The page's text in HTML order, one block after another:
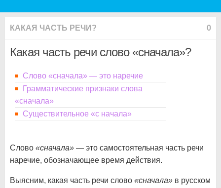
КАКАЯ ЧАСТЬ РЕЧИ? 0
Какая часть речи слово «сначала»?
Слово «сначала» — это наречие
Грамматические признаки слова
«сначала»
Существительное «с начала»
Слово «сначала» — это самостоятельная часть речи
наречие, обозначающее время действия.
Выясним, какая часть речи слово «сначала» в русском